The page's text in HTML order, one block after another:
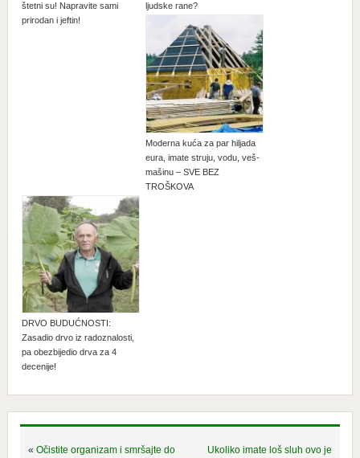
štetni su! Napravite sami
prirodan i jeftin!
ljudske rane?
Moderna kuća za par hiljada
eura, imate struju, vodu, veš-
mašinu – SVE BEZ
TROŠKOVA
DRVO BUDUĆNOSTI:
Zasadio drvo iz radoznalosti,
pa obezbijedio drva za 4
decenije!
« Očistite organizam i smršajte do
Ukoliko imate loš sluh ovo je